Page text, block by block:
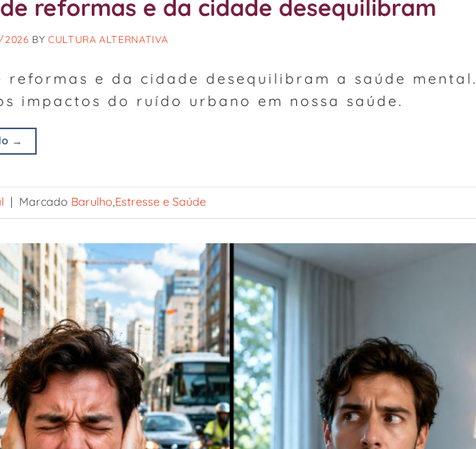
reformas e da cidade desequilibram
2026 BYCULTURA ALTERNATIVA
reformas e da cidade desequilibram a saúde mental.
impactos do ruído urbano em nossa saúde.
→
| Marcado Barulho,Estresse e Saúde